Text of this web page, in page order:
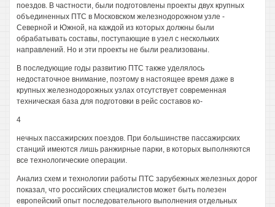
поездов. В частности, были подготовлены проекты двух крупных
объединенных ПТС в Московском железнодорожном узле -
Северной и Южной, на каждой из которых должны были
обрабатывать составы, поступающие в узел с нескольких
направлений. Но и эти проекты не были реализованы.
В последующие годы развитию ПТС также уделялось
недостаточное внимание, поэтому в настоящее время даже в
крупных железнодорожных узлах отсутствует современная
техническая база для подготовки в рейс составов ко-
4
нечных пассажирских поездов. При большинстве пассажирских
станций имеются лишь ранжирные парки, в которых выполняются
все технологические операции.
Анализ схем и технологии работы ПТС зарубежных железных дорог
показал, что российских специалистов может быть полезен
европейский опыт последовательного выполнения отдельных